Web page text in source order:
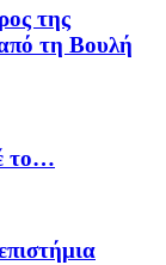
της
τη Βουλή
το…